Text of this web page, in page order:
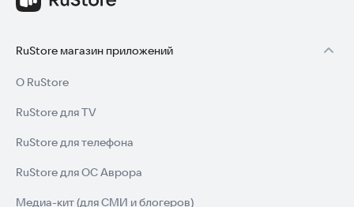
RuStore магазин приложений
О RuStore
RuStore для TV
RuStore для телефона
RuStore для ОС Аврора
Медиа-кит (для СМИ и блогеров)